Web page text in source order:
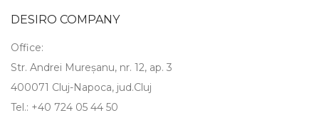
DESIRO COMPANY
Office:
Str. Andrei Mureșanu, nr. 12, ap. 3
400071 Cluj-Napoca, jud.Cluj
Tel.: +40 724 05 44 50